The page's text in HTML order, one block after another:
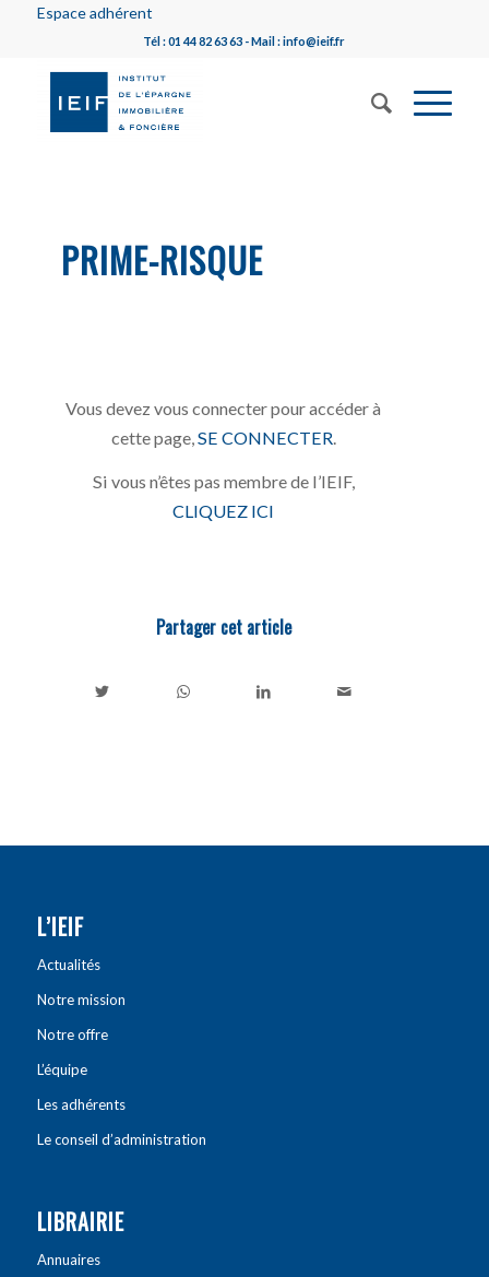
Espace adhérent
Tél : 01 44 82 63 63 - Mail : info@ieif.fr
PRIME-RISQUE
Vous devez vous connecter pour accéder à
cette page, SE CONNECTER
Si vous n’êtes pas membre de l’IEIF,
CLIQUEZ ICI
Partager cet article
L’IEIF
Actualités
Notre mission
Notre offre
L’équipe
Les adhérents
Le conseil d’administration
LIBRAIRIE
Annuaires